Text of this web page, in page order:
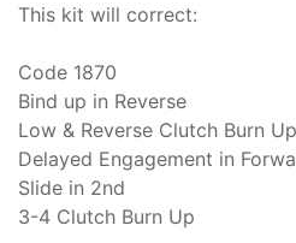
This kit will correct:
Code 1870
Bind up in Reverse
Low & Reverse Clutch Burn Up
Delayed Engagement in
Slide in 2nd
3-4 Clutch Burn Up